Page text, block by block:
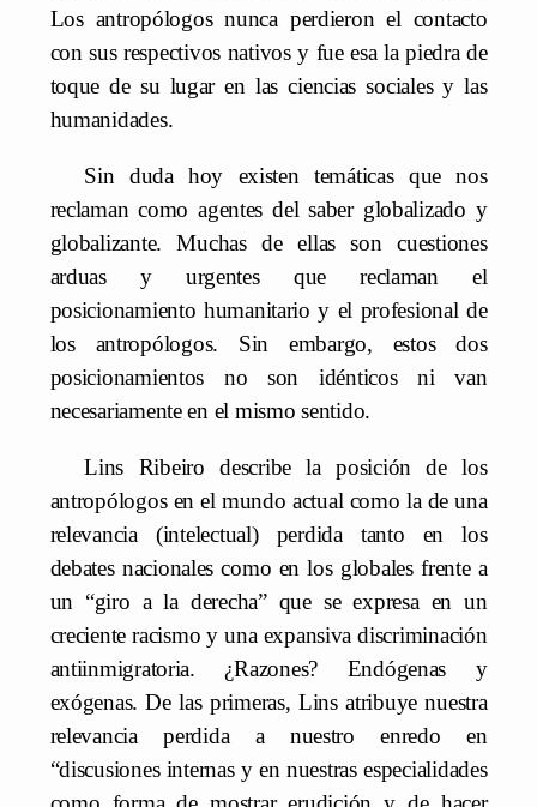
Los antropólogos nunca perdieron el contacto
con sus respectivos nativos y fue esa la piedra de
toque de su lugar en las ciencias sociales y las
humanidades.
Sin duda hoy existen temáticas que nos
reclaman como agentes del saber globalizado y
globalizante. Muchas de ellas son cuestiones
arduas y urgentes que reclaman el
posicionamiento humanitario y el profesional de
los antropólogos. Sin embargo, estos dos
posicionamientos no son idénticos ni van
necesariamente en el mismo sentido.
Lins Ribeiro describe la posición de los
antropólogos en el mundo actual como la de una
relevancia (intelectual) perdida tanto en los
debates nacionales como en los globales frente a
un “giro a la derecha” que se expresa en un
creciente racismo y una expansiva discriminación
antiinmigratoria. ¿Razones? Endógenas y
exógenas. De las primeras, Lins atribuye nuestra
relevancia perdida a nuestro enredo en
“discusiones internas y en nuestras especialidades